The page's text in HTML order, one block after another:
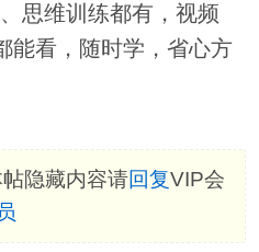
思维训练都有，视频
能看，随时学，省心方
隐藏内容请回复VIP会